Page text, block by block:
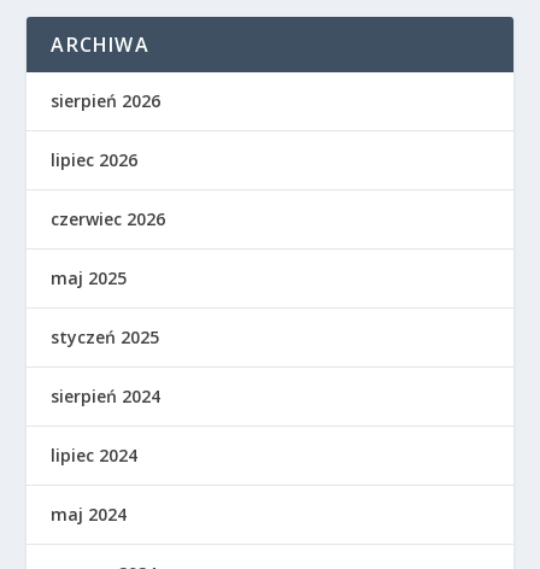
ARCHIWA
sierpień 2026
lipiec 2026
czerwiec 2026
maj 2025
styczeń 2025
sierpień 2024
lipiec 2024
maj 2024